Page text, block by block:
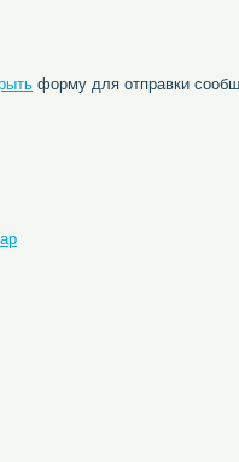
форму для отправки